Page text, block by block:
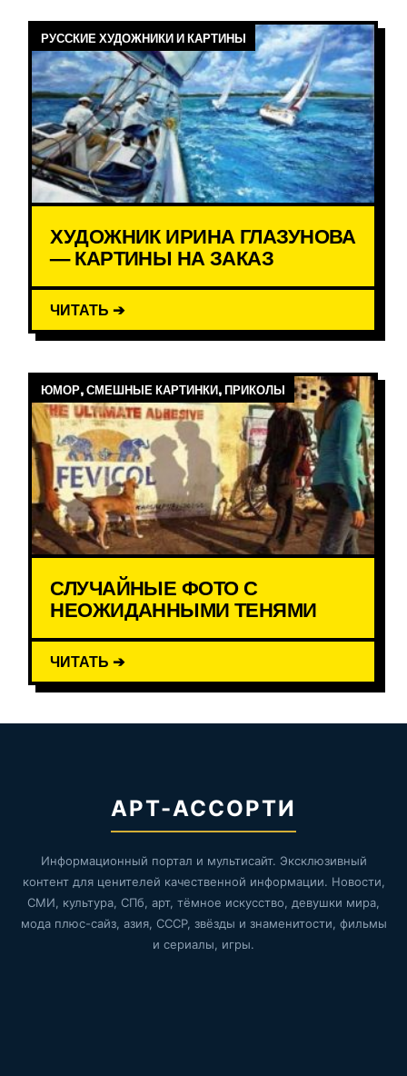
РУССКИЕ ХУДОЖНИКИ И КАРТИНЫ
ХУДОЖНИК ИРИНА ГЛАЗУНОВА
— КАРТИНЫ НА ЗАКАЗ
ЧИТАТЬ ➔
ЮМОР, СМЕШНЫЕ КАРТИНКИ, ПРИКОЛЫ
СЛУЧАЙНЫЕ ФОТО С
НЕОЖИДАННЫМИ ТЕНЯМИ
ЧИТАТЬ ➔
АРТ-АССОРТИ
Информационный портал и мультисайт. Эксклюзивный
контент для ценителей качественной информации. Новости,
СМИ, культура, СПб, арт, тёмное искусство, девушки мира,
мода плюс-сайз, азия, СССР, звёзды и знаменитости, фильмы
и сериалы, игры.